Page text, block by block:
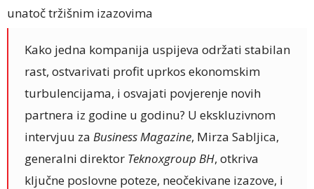
unatoč tržišnim izazovima
Kako jedna kompanija uspijeva održati stabilan
rast, ostvarivati profit uprkos ekonomskim
turbulencijama, i osvajati povjerenje novih
partnera iz godine u godinu? U ekskluzivnom
intervjuu za Business Magazine, Mirza Sabljica,
generalni direktor Teknoxgroup BH, otkriva
ključne poslovne poteze, neočekivane izazove, i